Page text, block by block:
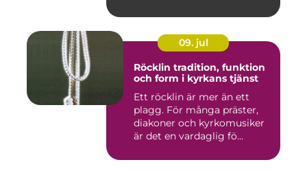
09. jul
Röcklin tradition, funktion
och form i kyrkans tjänst
Ett röcklin är mer än ett
plagg. För många präster,
diakoner och kyrkomusiker
är det en vardaglig fö...